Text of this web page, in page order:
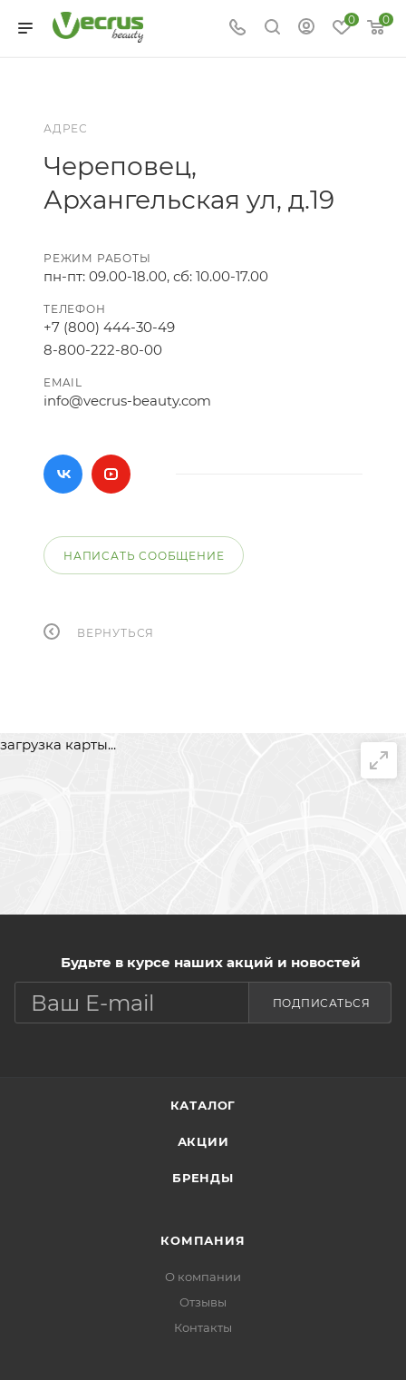
0 0
АДРЕС
Череповец,
Архангельская ул, д.19
РЕЖИМ РАБОТЫ
пн-пт: 09.00-18.00, сб: 10.00-17.00
ТЕЛЕФОН
+7 (800) 444-30-49
8-800-222-80-00
EMAIL
info@vecrus-beauty.com
НАПИСАТЬ СООБЩЕНИЕ
ВЕРНУТЬСЯ
загрузка карты...
Будьте в курсе наших акций и новостей
ПОДПИСАТЬСЯ
КАТАЛОГ
АКЦИИ
БРЕНДЫ
КОМПАНИЯ
О компании
Отзывы
Контакты